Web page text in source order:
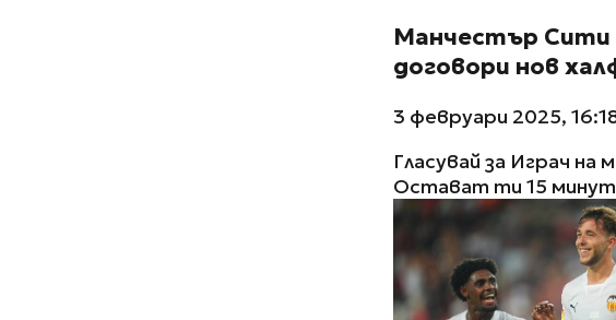
Манчестър Сити
договори нов
3 февруари 2025,
Гласувай за Играч на
Остават ти 15